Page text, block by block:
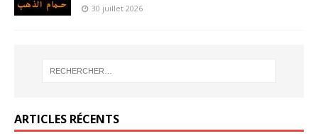
30 juillet 2026
ARTICLES RÉCENTS